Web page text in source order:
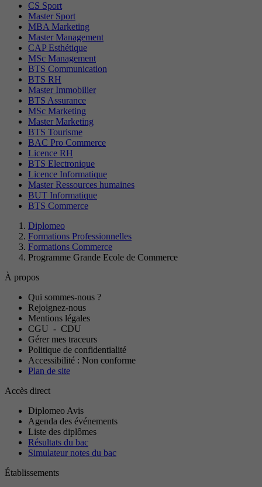
CS Sport
Master Sport
MBA Marketing
Master Management
CAP Esthétique
MSc Management
BTS Communication
BTS RH
Master Immobilier
BTS Assurance
MSc Marketing
Master Marketing
BTS Tourisme
BAC Pro Commerce
Licence RH
BTS Electronique
Licence Informatique
Master Ressources humaines
BUT Informatique
BTS Commerce
Diplomeo
Formations Professionnelles
Formations Commerce
Programme Grande Ecole de Commerce
À propos
Qui sommes-nous ?
Rejoignez-nous
Mentions légales
CGU - CDU
Gérer mes traceurs
Politique de confidentialité
Accessibilité : Non conforme
Plan de site
Accès direct
Diplomeo Avis
Agenda des événements
Liste des diplômes
Résultats du bac
Simulateur notes du bac
Établissements